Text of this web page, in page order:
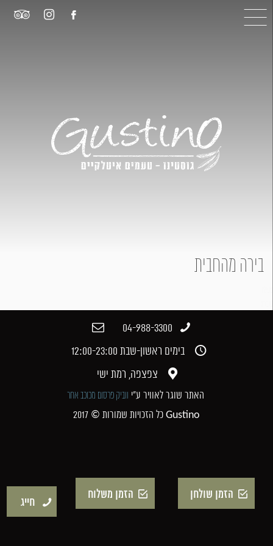
בירה מהחבית
חייג
הזמן משלוח הזמן שולחן
04-988-3300​
בימים ראשון-שבת 12:00-23:00​
צפצפה, רמת ישי​
האתר שוגר לאוויר ע"י ווביק פרסום מכוכב אחר
כל הזכויות שמורות © 2017 Gustino